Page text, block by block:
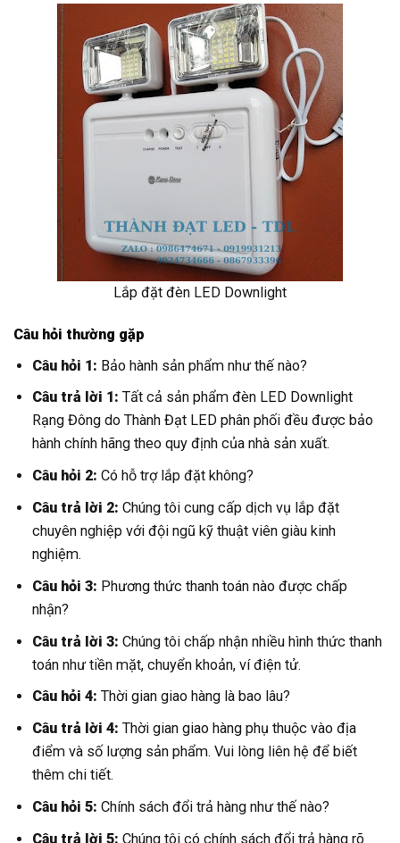
Lắp đặt đèn LED Downlight
Câu hỏi thường gặp
Câu hỏi 1: Bảo hành sản phẩm như thế nào?
Câu trả lời 1: Tất cả sản phẩm đèn LED Downlight
Rạng Đông do Thành Đạt LED phân phối đều được bảo
hành chính hãng theo quy định của nhà sản xuất.
Câu hỏi 2: Có hỗ trợ lắp đặt không?
Câu trả lời 2: Chúng tôi cung cấp dịch vụ lắp đặt
chuyên nghiệp với đội ngũ kỹ thuật viên giàu kinh
nghiệm.
Câu hỏi 3: Phương thức thanh toán nào được chấp
nhận?
Câu trả lời 3: Chúng tôi chấp nhận nhiều hình thức thanh
toán như tiền mặt, chuyển khoản, ví điện tử.
Câu hỏi 4: Thời gian giao hàng là bao lâu?
Câu trả lời 4: Thời gian giao hàng phụ thuộc vào địa
điểm và số lượng sản phẩm. Vui lòng liên hệ để biết
thêm chi tiết.
Câu hỏi 5: Chính sách đổi trả hàng như thế nào?
Câu trả lời 5: Chúng tôi có chính sách đổi trả hàng rõ